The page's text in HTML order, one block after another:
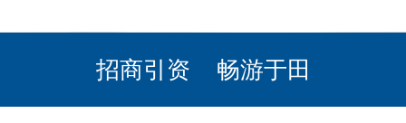
招商引资 畅游于田